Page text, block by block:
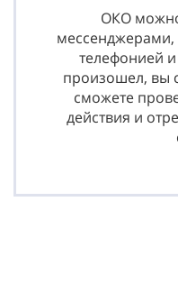
ОКО
телефонией
произошел, вы
сможете
действия и